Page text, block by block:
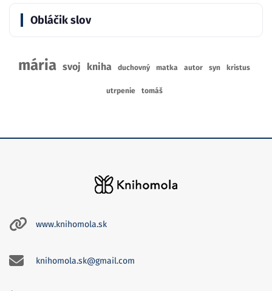
Obláčik slov
mária svoj kniha duchovný matka autor syn kristus
utrpenie tomáš
www.knihomola.sk
knihomola.sk@gmail.com